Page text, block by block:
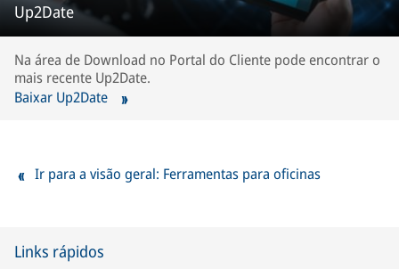
Up2Date
Na área de Download no Portal do Cliente pode encontrar o
mais recente Up2Date.
Baixar Up2Date
Ir para a visão geral: Ferramentas para oficinas
Links rápidos